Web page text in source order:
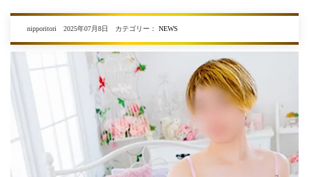
nipporitori 2025年07月8日 カテゴリー： NEWS